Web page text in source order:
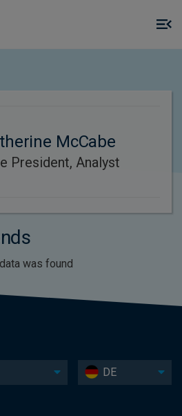
McCabe
President, Analyst
was found
DE